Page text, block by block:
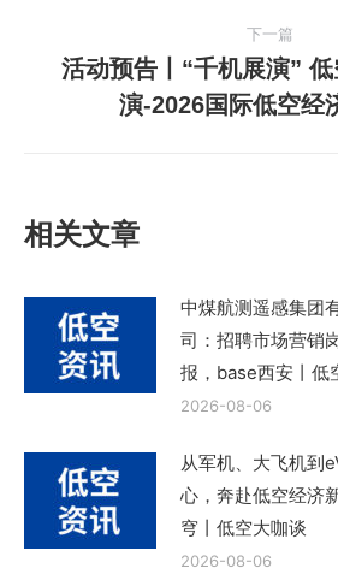
文
章：
下一篇
下
一
活动预告丨“千机展演”
演-2026国际低空经
相关文章
中煤航测遥感集团
司：招聘市场营销
报，base西安丨低
2026-08-06
从军机、大飞机到
心，奔赴低空经
穹丨低空大咖谈
2026-08-06